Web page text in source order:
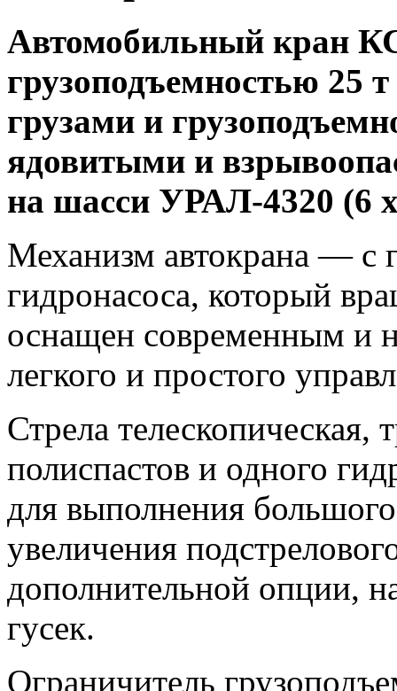
Автомобильный кран
грузоподъемностью 25
грузами и
ядовитыми и
на шасси УРАЛ-4320 (6
Механизм автокрана — с
гидронасоса, который
оснащен современным и
легкого и простого
Стрела телескопическая,
полиспастов и одного
для выполнения
увеличения
дополнительной опции,
гусек.
Ограничитель